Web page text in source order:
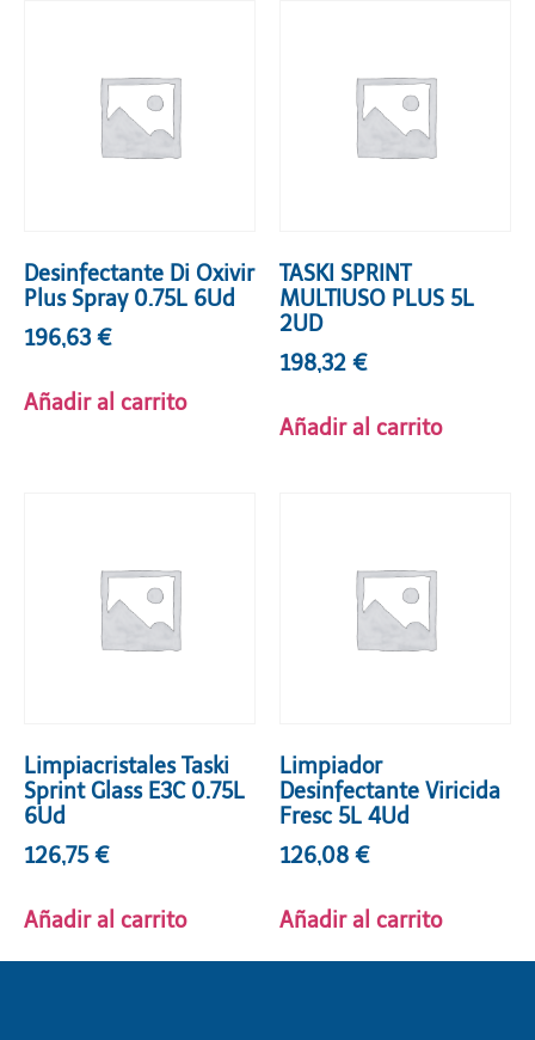
Desinfectante Di Oxivir
Plus Spray 0.75L 6Ud
196,63 €
Añadir al carrito
TASKI SPRINT
MULTIUSO PLUS 5L
2UD
198,32 €
Añadir al carrito
Limpiacristales Taski
Sprint Glass E3C 0.75L
6Ud
126,75€
Añadir al carrito
Limpiador
Desinfectante Viricida
Fresc 5L 4Ud
126,08 €
Añadir al carrito